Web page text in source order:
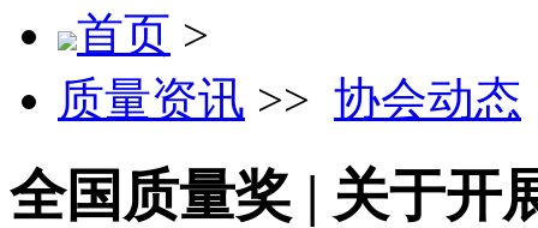
首页 >
质量资讯 >> 协会动态
全国质量奖 | 关于开